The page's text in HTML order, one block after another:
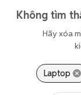
Không tìm
Hãy xóa
Laptop